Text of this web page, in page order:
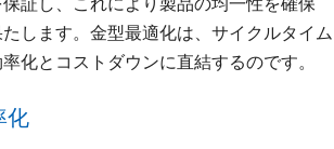
します。金型最適化は、サイクルタイム
化とコストダウンに直結するのです。
化